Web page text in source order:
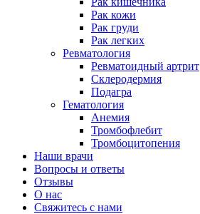
Рак кожи
Рак груди
Рак легких
Ревматология
Ревматоидный артрит
Склеродермия
Подагра
Гематология
Анемия
Тромбофлебит
Тромбоцитопения
Наши врачи
Вопросы и ответы
Отзывы
О нас
Свяжитесь с нами